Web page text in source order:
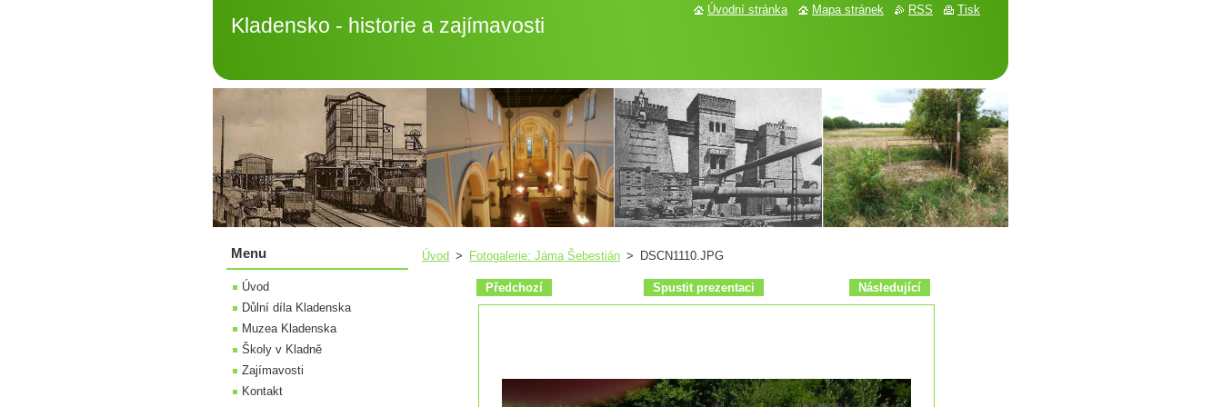
Kladensko - historie a zajímavosti
Úvod > Fotogalerie: Jáma Šebestián > DSCN1110.JPG
Předchozí Spustit prezentaci Následující
Menu
Úvod
Důlní díla Kladenska
Muzea Kladenska
Školy v Kladně
Zajímavosti
Kontakt
Úvodní stránka Mapa stránek RSS Tisk